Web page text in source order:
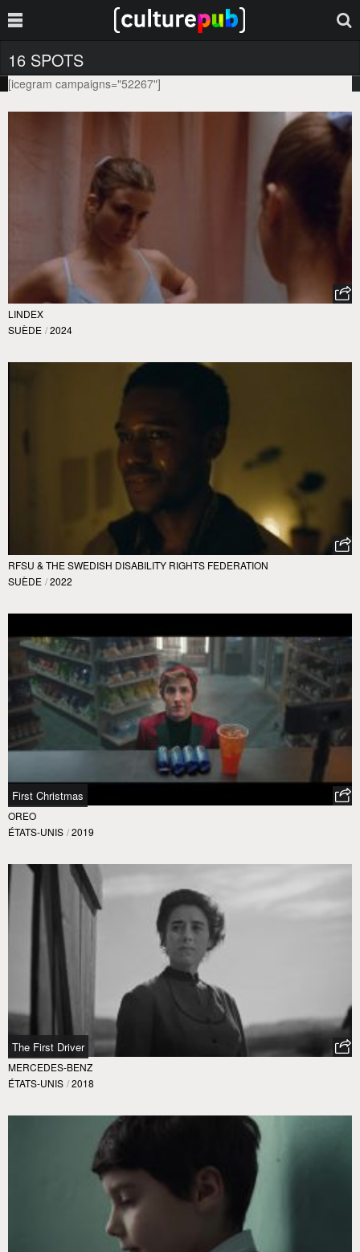
16 SPOTS
[icegram campaigns="52267"]
LINDEX
SUÈDE / 2024
RFSU & THE SWEDISH DISABILITY RIGHTS FEDERATION
SUÈDE / 2022
First Christmas
OREO
ÉTATS-UNIS / 2019
The First Driver
MERCEDES-BENZ
ÉTATS-UNIS / 2018